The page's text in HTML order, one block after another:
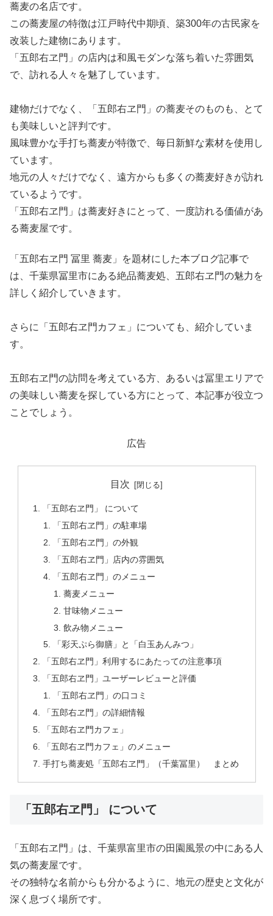
蕎麦の名店です。
この蕎麦屋の特徴は江戸時代中期頃、築300年の古民家を
改装した建物にあります。
「五郎右ヱ門」の店内は和風モダンな落ち着いた雰囲気
で、訪れる人々を魅了しています。
建物だけでなく、「五郎右ヱ門」の蕎麦そのものも、とて
も美味しいと評判です。
風味豊かな手打ち蕎麦が特徴で、毎日新鮮な素材を使用し
ています。
地元の人々だけでなく、遠方からも多くの蕎麦好きが訪れ
ているようです。
「五郎右ヱ門」は蕎麦好きにとって、一度訪れる価値があ
る蕎麦屋です。
「五郎右ヱ門 冨里 蕎麦」を題材にした本ブログ記事で
は、千葉県冨里市にある絶品蕎麦処、五郎右ヱ門の魅力を
詳しく紹介していきます。
さらに「五郎右ヱ門カフェ」についても、紹介していま
す。
五郎右ヱ門の訪問を考えている方、あるいは冨里エリアで
の美味しい蕎麦を探している方にとって、本記事が役立つ
ことでしょう。
広告
目次
「五郎右ヱ門」 について
「五郎右ヱ門」の駐車場
「五郎右ヱ門」の外観
「五郎右ヱ門」店内の雰囲気
「五郎右ヱ門」のメニュー
蕎麦メニュー
甘味物メニュー
飲み物メニュー
「彩天ぷら御膳」と「白玉あんみつ」
「五郎右ヱ門」利用するにあたっての注意事項
「五郎右ヱ門」ユーザーレビューと評価
「五郎右ヱ門」の口コミ
「五郎右ヱ門」の詳細情報
「五郎右ヱ門カフェ」
「五郎右ヱ門カフェ」のメニュー
手打ち蕎麦処「五郎右ヱ門」（千葉冨里） まとめ
「五郎右ヱ門」 について
「五郎右ヱ門」は、千葉県富里市の田園風景の中にある人
気の蕎麦屋です。
その独特な名前からも分かるように、地元の歴史と文化が
深く息づく場所です。